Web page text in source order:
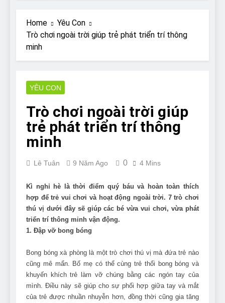
Why Do Bulldogs Snore?
And How to Minimize It!
7 Năm Ago
The Ultimate Guide to What
Bulldogs Can (and can’t) Eat
and How to Treat It
Can Bulldogs Run Long
Distances?
7 Năm Ago
Can Bulldogs Play Fetch?
And How to Train Them!
How Often Do I Need to
Groom My Bulldog
7 Năm Ago
Home
Yêu Con
Trò chơi ngoài trời giúp trẻ phát triển trí thông
minh
YÊU CON
Trò chơi ngoài trời giúp
trẻ phát triển trí thông
minh
Lê Tuân 9 Năm Ago 0 4 Mins
Kì nghỉ hè là thời điểm quý báu và hoàn toàn thích
hợp để trẻ vui chơi và hoạt động ngoài trời. 7 trò chơi
thú vị dưới đây sẽ giúp các bé vừa vui chơi, vừa phát
triển trí thông minh vận động.
1. Đập vỡ bong bóng
Bong bóng xà phòng là một trò chơi thú vị mà đứa trẻ nào
cũng mê mẩn. Bố mẹ có thể cùng trẻ thổi bong bóng và
khuyến khích trẻ làm vỡ chúng bằng các ngón tay của
mình. Điều này sẽ giúp cho sự phối hợp giữa tay và mắt
của trẻ được nhuần nhuyễn hơn, đồng thời cũng gia tăng